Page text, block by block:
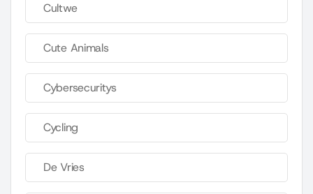
Cultwe
Cute Animals
Cybersecuritys
Cycling
De Vries